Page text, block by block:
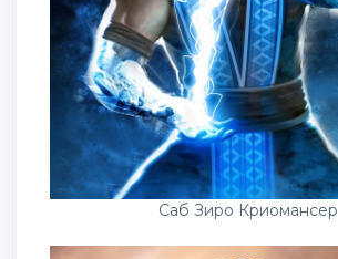
Саб Зиро Криомансер